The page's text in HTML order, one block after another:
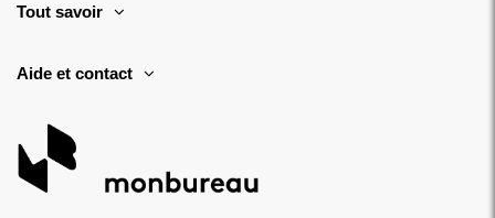
Tout savoir
Aide et contact